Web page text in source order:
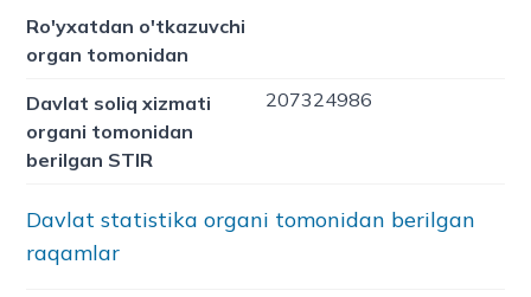
Ro'yxatdan o'tkazuvchi
organ tomonidan
Davlat soliq xizmati
organi tomonidan
berilgan STIR
207324986
Davlat statistika organi tomonidan berilgan
raqamlar